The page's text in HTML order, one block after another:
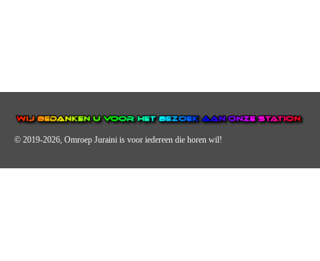
© 2019-2026, Omroep Juraini is voor iedereen die horen wil!